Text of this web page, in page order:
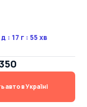
: 17 г : 55 хв
авто в Україні